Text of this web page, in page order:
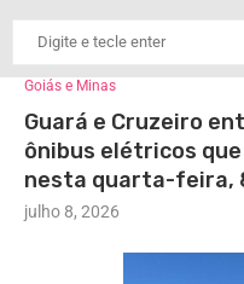
Goiás e Minas
Guará e Cruzeiro
ônibus elétricos que
nesta quarta-feira,
julho 8, 2026